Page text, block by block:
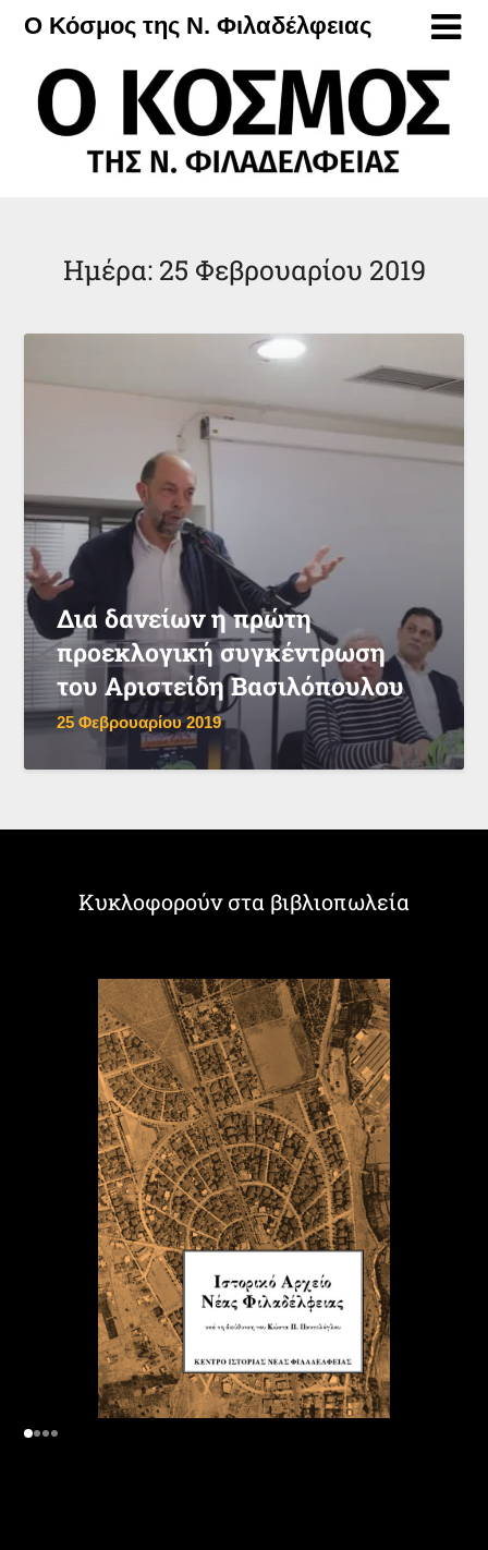
Μετάβαση
περιεχόμενο
Ο Κόσμος της Ν. Φιλαδέλφειας
Ημέρα: 25 Φεβρουαρίου 2019
Δια δανείων η πρώτη
προεκλογική συγκέντρωση
του Αριστείδη Βασιλόπουλου
25 Φεβρουαρίου 2019
Κυκλοφορούν στα βιβλιοπωλεία